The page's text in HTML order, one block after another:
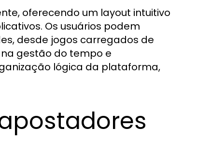
oferecendo um layout intuitivo
Os usuários podem
desde jogos carregados de
gestão do tempo e
lógica da plataforma,